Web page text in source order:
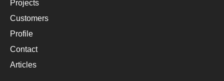
Projects
Customers
Profile
Contact
Articles